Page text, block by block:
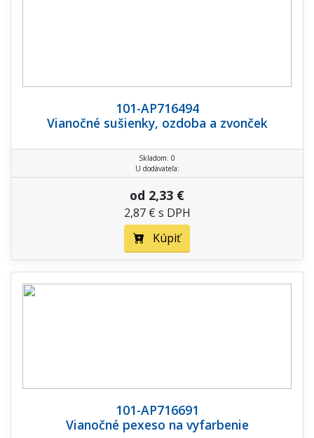
101-AP716494
Vianočné sušienky, ozdoba a zvonček
Skladom: 0
U dodávateľa:
od 2,33 €
2,87 € s DPH
Kúpiť
101-AP716691
Vianočné pexeso na vyfarbenie